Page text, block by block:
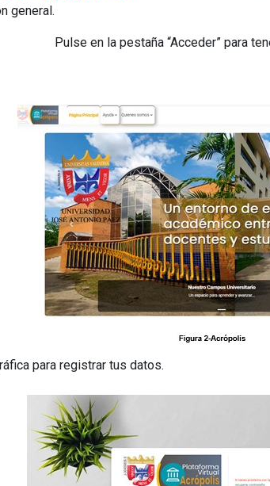
general.
Pulse en la pestaña “Acceder” para
para registrar tus datos.